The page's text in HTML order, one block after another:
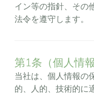
イン等の指針、その
法令を遵守します。
第1条（個人情
当社は、個人情報の
的、人的、技術的に